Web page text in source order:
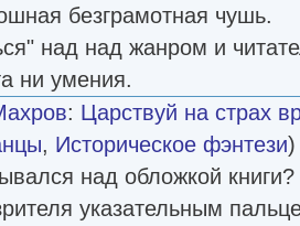
безграмотная чушь.
над над жанром и
ни умения.
: Царствуй на страх
, Историческое фэнтези)
над обложкой
указательным